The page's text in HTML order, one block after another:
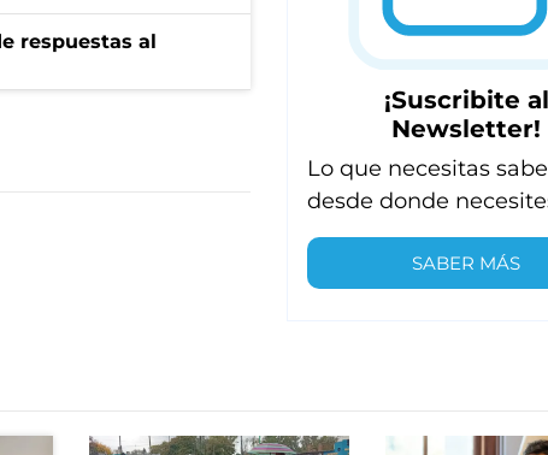
respuestas al
¡Suscribite al
Newsletter!
Lo que necesitas
desde donde
SABER MÁS